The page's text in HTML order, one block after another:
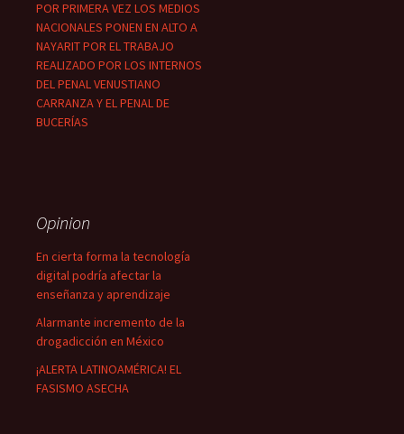
POR PRIMERA VEZ LOS MEDIOS
NACIONALES PONEN EN ALTO A
NAYARIT POR EL TRABAJO
REALIZADO POR LOS INTERNOS
DEL PENAL VENUSTIANO
CARRANZA Y EL PENAL DE
BUCERÍAS
Opinion
En cierta forma la tecnología
digital podría afectar la
enseñanza y aprendizaje
Alarmante incremento de la
drogadicción en México
¡ALERTA LATINOAMÉRICA! EL
FASISMO ASECHA